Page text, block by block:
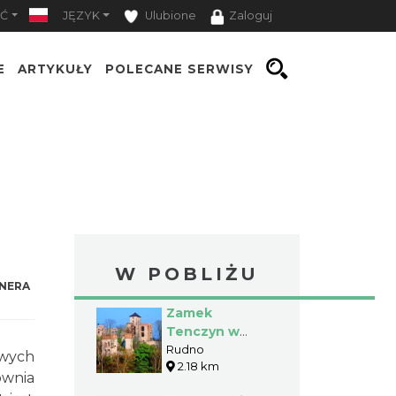
JĘZYK Ulubione Zaloguj
ARTYKUŁY POLECANE SERWISY
W POBLIŻU
Zamek
Tenczyn w
Rudnie
Rudno
2.18 km